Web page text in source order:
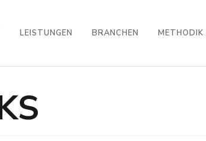
LEISTUNGEN BRANCHEN METHODIK